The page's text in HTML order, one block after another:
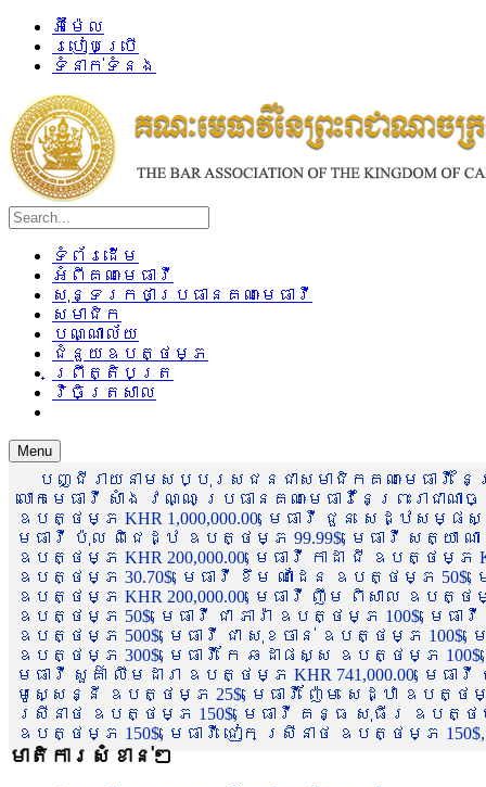
អ៊ីម៉ែល
របៀបប្រើ
ទំនាក់ទំនង
ទំព័រដើម
អំពីគណៈមេធាវី
សុន្ទរកថាប្រធានគណៈមេធាវី
សមាជិក
បណ្ណាល័យ
ជំនួយឧបត្ថម្ភ
ព្រឹត្តិបត្រ
វិចិត្រសាល
Menu
បញ្ជីរាយនាមសប្បុរសជនជាសមាជិកគណៈមេធាវី
លោកមេធាវី សាំង វណ្ណៈ ប្រធានគណៈមេធាវីនៃព្រះរា
ឧបត្ថម្ភ KHR 1,000,000.00, មេធាវី ជួន សេដ្ឋស
មេធាវី ប៉ុល ពិជេដ្ឋ ឧបត្ថម្ភ 99.99$, មេធាវី សត្យា ណ
ឧបត្ថម្ភ KHR 200,000.00, មេធាវី កាដា ជី ឧបត្ថម្ភ
ឧបត្ថម្ភ 30.70$, មេធាវី ខឹម ណាដែន ឧបត្ថម្ភ 50$,
ឧបត្ថម្ភ KHR 200,000.00, មេធាវី ញឹម ពិសាល ឧបត្ថ
ឧបត្ថម្ភ 50$, មេធាវី ជា ភារ៉ា ឧបត្ថម្ភ 100$, មេ
ឧបត្ថម្ភ 500$, មេធាវី ជា សុខចាន់ ឧបត្ថម្ភ
ឧបត្ថម្ភ 300$, មេធាវី កែ ឆដាផស្ស ឧបត្ថម្ភ
មេធាវី សួគ៌ា លឹមដារា ឧបត្ថម្ភ KHR 741,000.00, មេ
មូសេ្សន្នី ឧបត្ថម្ភ 25$, មេធាវី ញ៉ែម សេដ្ឋា ឧបត្ថ
ស្រីនាថ ឧបត្ថម្ភ 150$, មេធាវី គន្ធ សុធីរ ឧបត្ថម្ភ
ឧបត្ថម្ភ 150$, មេធាវី ជៀក ស្រីនាថ ឧបត្ថម្ភ 150$,
មាតិការសំខាន់ៗ